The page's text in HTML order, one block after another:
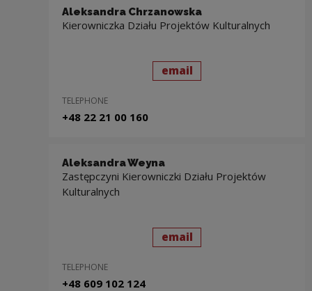
Aleksandra Chrzanowska
Kierowniczka Działu Projektów Kulturalnych
send
emailto: Aleksandra
TELEPHONE
+48 22 21 00 160
Aleksandra Weyna
Zastępczyni Kierowniczki Działu Projektów
Kulturalnych
send
emailto: Aleksandra Weyna
TELEPHONE
+48 609 102 124